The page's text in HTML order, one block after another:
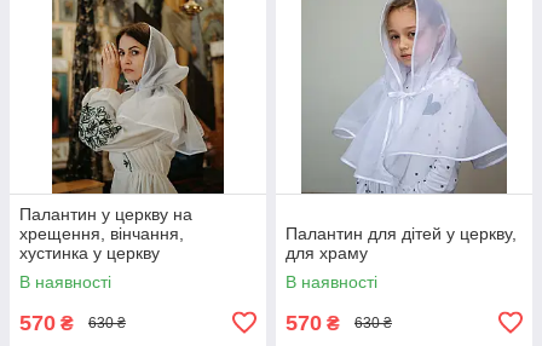
Палантин у церкву на
хрещення, вінчання,
хустинка у церкву
В наявності
570 ₴ 630 ₴
Палантин для дітей у церкву,
для храму
В наявності
570 ₴ 630 ₴